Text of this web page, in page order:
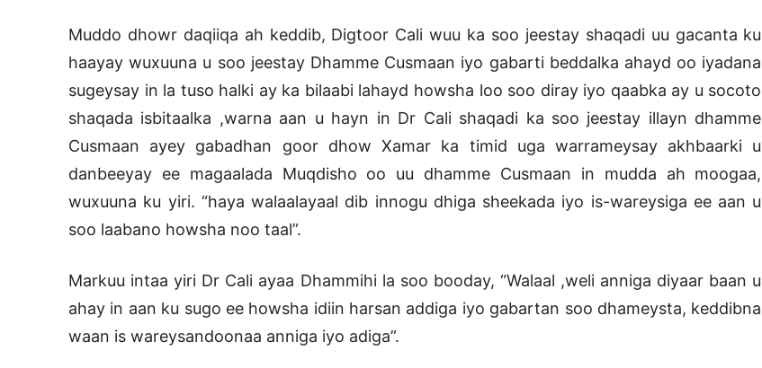
Muddo dhowr daqiiqa ah keddib, Digtoor Cali wuu ka soo jeestay shaqadi uu gacanta ku
haayay wuxuuna u soo jeestay Dhamme Cusmaan iyo gabarti beddalka ahayd oo iyadana
sugeysay in la tuso halki ay ka bilaabi lahayd howsha loo soo diray iyo qaabka ay u socoto
shaqada isbitaalka ,warna aan u hayn in Dr Cali shaqadi ka soo jeestay illayn dhamme
Cusmaan ayey gabadhan goor dhow Xamar ka timid uga warrameysay akhbaarki u
danbeeyay ee magaalada Muqdisho oo uu dhamme Cusmaan in mudda ah moogaa,
wuxuuna ku yiri. “haya walaalayaal dib innogu dhiga sheekada iyo is-wareysiga ee aan u
soo laabano howsha noo taal”.
Markuu intaa yiri Dr Cali ayaa Dhammihi la soo booday, “Walaal ,weli anniga diyaar baan u
ahay in aan ku sugo ee howsha idiin harsan addiga iyo gabartan soo dhameysta, keddibna
waan is wareysandoonaa anniga iyo adiga”.